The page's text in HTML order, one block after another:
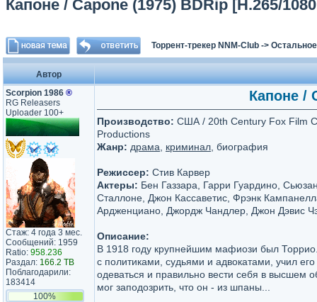
Капоне / Capone (1975) BDRip [H.265/
Торрент-трекер NNM-Club -> Остальное
Автор
Scorpion 1986 ®
RG Releasers
Uploader 100+
Стаж: 4 года 3 мес.
Сообщений: 1959
Ratio: 958.236
Раздал: 166.2 TB
Поблагодарили:
183414
100%
Капоне /
Производство: США / 20th Century Fox Film
Productions
Жанр: драма криминал , биография
Режиссер: Стив Карвер
Актеры: Бен Газзара, Гарри Гуардино,
Сталлоне, Джон Кассаветис, Фрэнк
Ардженциано, Джордж Чандлер, Джон Дэвис
Описание:
В 1918 году крупнейшим мафиози был
с политиками, судьями и адвокатами, учил его
одеваться и правильно вести себя в высшем
мог заподозрить, что он - из шпаны...